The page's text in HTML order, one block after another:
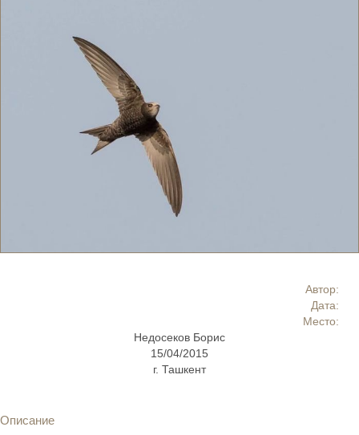
Автор:
Дата:
Место:
Недосеков Борис
15/04/2015
г. Ташкент
Описание